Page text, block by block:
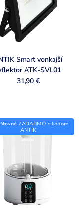
Smart vonkajší
ATK-SVL01
31,90 €
ZADARMO s kódom
ANTIK